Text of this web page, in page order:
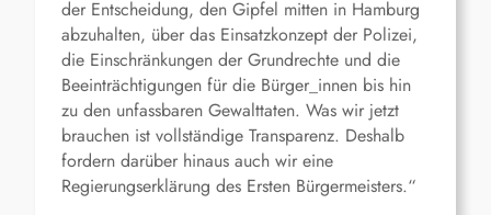
der Entscheidung, den Gipfel mitten in Hamburg
abzuhalten, über das Einsatzkonzept der Polizei,
die Einschränkungen der Grundrechte und die
Beeinträchtigungen für die Bürger_innen bis hin
zu den unfassbaren Gewalttaten. Was wir jetzt
brauchen ist vollständige Transparenz. Deshalb
fordern darüber hinaus auch wir eine
Regierungserklärung des Ersten Bürgermeisters.“